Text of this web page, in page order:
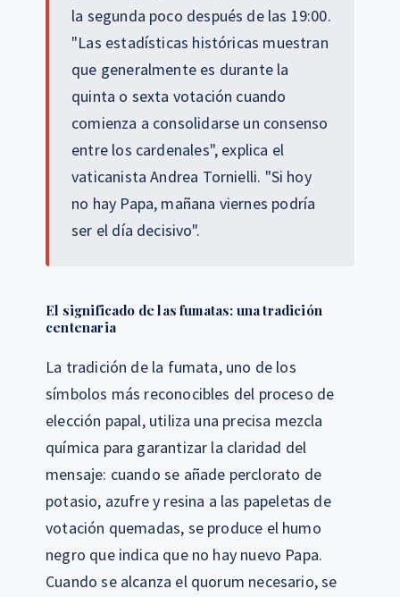
la segunda poco después de las 19:00.
"Las estadísticas históricas muestran
que generalmente es durante la
quinta o sexta votación cuando
comienza a consolidarse un consenso
entre los cardenales", explica el
vaticanista Andrea Tornielli. "Si hoy
no hay Papa, mañana viernes podría
ser el día decisivo".
El significado de las fumatas: una tradición
centenaria
La tradición de la fumata, uno de los
símbolos más reconocibles del proceso de
elección papal, utiliza una precisa mezcla
química para garantizar la claridad del
mensaje: cuando se añade perclorato de
potasio, azufre y resina a las papeletas de
votación quemadas, se produce el humo
negro que indica que no hay nuevo Papa.
Cuando se alcanza el quorum necesario, se